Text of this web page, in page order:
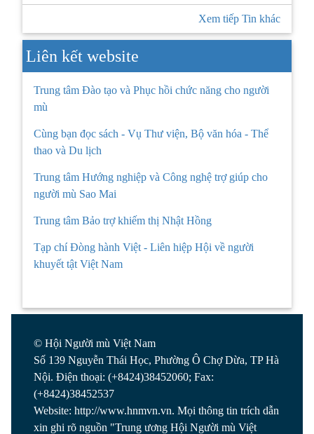
Xem tiếp Tin khác
Liên kết website
Trung tâm Đào tạo và Phục hồi chức năng cho người
mù
Cùng bạn đọc sách - Vụ Thư viện, Bộ văn hóa - Thể
thao và Du lịch
Trung tâm Hướng nghiệp và Công nghệ trợ giúp cho
người mù Sao Mai
Trung tâm Bảo trợ khiếm thị Nhật Hồng
Tạp chí Đòng hành Việt - Liên hiệp Hội về người
khuyết tật Việt Nam
© Hội Người mù Việt Nam
Số 139 Nguyễn Thái Học, Phường Ô Chợ Dừa, TP Hà
Nội. Điện thoại: (+8424)38452060; Fax:
(+8424)38452537
Website: http://www.hnmvn.vn. Mọi thông tin trích dẫn
xin ghi rõ nguồn "Trung ương Hội Người mù Việt